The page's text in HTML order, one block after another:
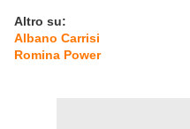
Altro su:
Albano Carrisi
Romina Power